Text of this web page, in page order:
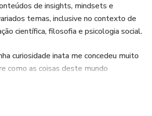
de insights, mindsets e
temas, inclusive no contexto de
científica, filosofia e psicologia social.
curiosidade inata me concedeu muito
como as coisas deste mundo
transformar ao longo do tempo.